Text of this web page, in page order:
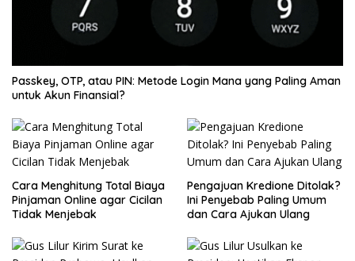
Passkey, OTP, atau PIN: Metode Login Mana yang Paling Aman
untuk Akun Finansial?
Cara Menghitung Total Biaya
Pinjaman Online agar Cicilan
Tidak Menjebak
Pengajuan Kredione Ditolak?
Ini Penyebab Paling Umum
dan Cara Ajukan Ulang